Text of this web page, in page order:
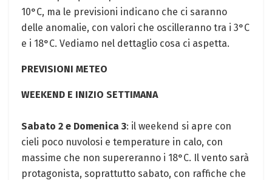
10°C, ma le previsioni indicano che ci saranno
delle anomalie, con valori che oscilleranno tra i 3°C
e i 18°C. Vediamo nel dettaglio cosa ci aspetta.
PREVISIONI METEO
WEEKEND E INIZIO SETTIMANA
Sabato 2 e Domenica 3: il weekend si apre con
cieli poco nuvolosi e temperature in calo, con
massime che non supereranno i 18°C. Il vento sarà
protagonista, soprattutto sabato, con raffiche che